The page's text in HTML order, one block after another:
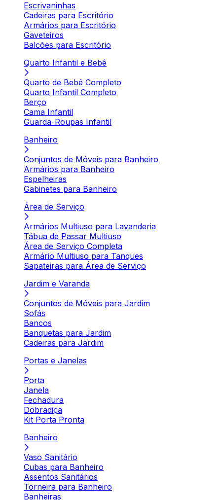
Escrivaninhas
Cadeiras para Escritório
Armários para Escritório
Gaveteiros
Balcões para Escritório
Quarto Infantil e Bebê
Quarto de Bebê Completo
Quarto Infantil Completo
Berço
Cama Infantil
Guarda-Roupas Infantil
Banheiro
Conjuntos de Móveis para Banheiro
Armários para Banheiro
Espelheiras
Gabinetes para Banheiro
Área de Serviço
Armários Multiuso para Lavanderia
Tábua de Passar Multiuso
Área de Serviço Completa
Armário Multiuso para Tanques
Sapateiras para Área de Serviço
Jardim e Varanda
Conjuntos de Móveis para Jardim
Sofás
Bancos
Banquetas para Jardim
Cadeiras para Jardim
Portas e Janelas
Porta
Janela
Fechadura
Dobradiça
Kit Porta Pronta
Banheiro
Vaso Sanitário
Cubas para Banheiro
Assentos Sanitários
Torneira para Banheiro
Banheiras